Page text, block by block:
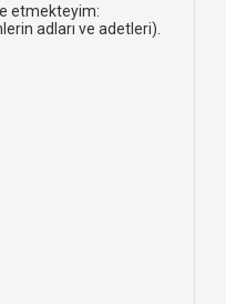
etmekteyim:
adları ve adetleri).